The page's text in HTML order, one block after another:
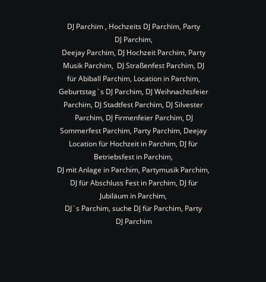
DJ Parchim , Hochzeits DJ Parchim, Party
DJ Parchim,
Deejay Parchim, DJ Hochzeit Parchim, Party
Musik Parchim,  DJ Straßenfest Parchim, DJ
für Abiball Parchim, Location in Parchim,
Geburtstag`s DJ Parchim, DJ Weihnachtsfeier
Parchim, DJ Stadtfest Parchim, DJ Silvester
Parchim, DJ Firmenfeier Parchim, DJ
Sommerfest Parchim, Party Parchim, Deejay
Location für Hochzeit in Parchim, DJ für
Betriebsfest in Parchim,
DJ mit Anlage in Parchim, Partymusik Parchim,
DJ für Abschluss Fest in Parchim, DJ für
Jubiläum in Parchim,
DJ`s Parchim, suche DJ für Parchim, Party
DJ Parchim